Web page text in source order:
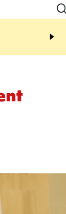
de migrants, la